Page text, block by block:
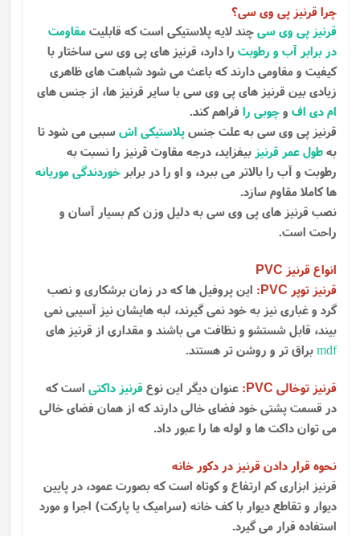
چرا قرنیز پی وی سی؟
قرنیز پی وی سیچند لایه پلاستیکی است که قابلیتمقاومت
در برابر آب و رطوبت را دارد، قرنیز های پی وی سی ساختار با
کیفیت و مقاومی دارند که باعث می شود شباهت های ظاهری
زیادی بین قرنیز های پی وی سی با سایر قرنیز ها، از جنس های
ام دی اف وچوبی را فراهم کند.
قرنیز پی وی سی به علت جنسپلاستیکی اشسببی می شود تا
بهطول عمر قرنیز بیفزاید، درجه مقاوت قرنیز را نسبت به
رطوبت و آب را بالاتر می ببرد، و او را در برابر خوردندگی موریانه
ها کاملا مقاوم سازد.
نصب قرنیز های پی وی سی به دلیل وزن کم بسیار آسان و
راحت است.
انواع قرنیز PVC
قرنیز توپر PVC
: این پروفیل ها که در زمان برشکاری و نصب
گرد و غباری نیز به خود نمی گیرند، لبه هایشان نیز آسیبی نمی
بیند، قابل شستشو و نظافت می باشند و مقداری از قرنیز های
mdfبراق تر و روشن تر هستند.
قرنیز توخالی PVC
: عنوان دیگر این نوعقرنیز داکتی است که
در قسمت پشتی خود فضای خالی دارند که از همان فضای خالی
می توان داکت ها و لوله ها را عبور داد.
نحوه قرار دادن قرنیز در دکور خانه
قرنیز ابزاری کم ارتفاع و کوتاه است که بصورت عمود، در پایین
دیوار و تقاطع دیوار با کف خانه (سرامیک یا پارکت) اجرا و مورد
استفاده قرار می گیرد.